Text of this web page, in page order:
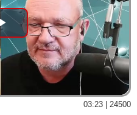
Play
Video
03:23 | 24500